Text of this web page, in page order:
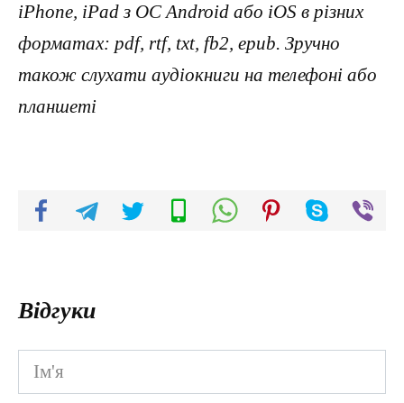
iPhone, iPad з ОС Android або iOS в різних
форматах: pdf, rtf, txt, fb2, epub. Зручно
також слухати аудіокниги на телефоні або
планшеті
Відгуки
Ім'я
*